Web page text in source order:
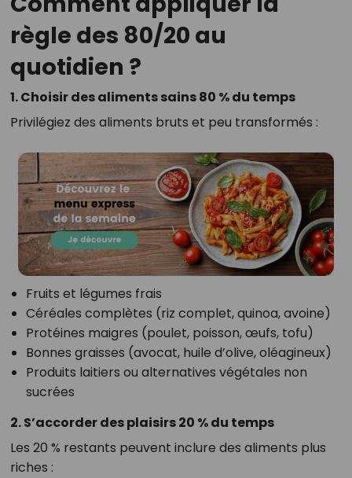
règle des 80/20 au
quotidien ?
1. Choisir des aliments sains 80 % du temps
Privilégiez des aliments bruts et peu transformés :
Fruits et légumes frais
Céréales complètes (riz complet, quinoa, avoine)
Protéines maigres (poulet, poisson, œufs, tofu)
Bonnes graisses (avocat, huile d’olive, oléagineux)
Produits laitiers ou alternatives végétales non
sucrées
2. S’accorder des plaisirs 20 % du temps
Les 20 % restants peuvent inclure des aliments plus
riches :